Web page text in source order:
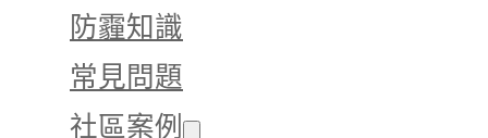
防霾知識
常見問題
社區案例